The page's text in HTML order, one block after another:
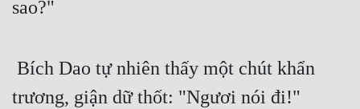
sao?"
trương, giận dữ thốt: "Ngươi nói đi!"